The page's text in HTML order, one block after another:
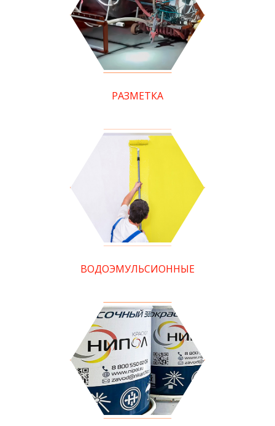
РАЗМЕТКА
ВОДОЭМУЛЬСИОННЫЕ